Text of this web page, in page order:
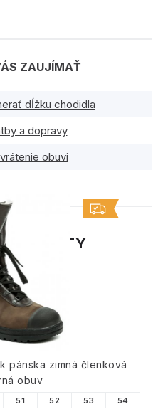
ZAUJÍMAŤ
dĺžku chodidla
a dopravy
obuvi
pánska zimná členková
obuv
51 52 53 54